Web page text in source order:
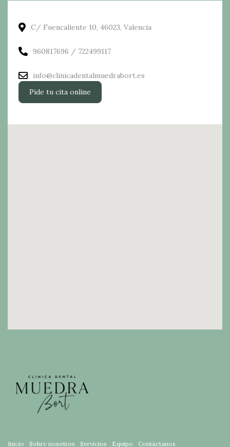
C/ Fuencaliente 10, 46023, Valencia
960817696 / 722499117
info@clinicadentalmuedrabort.es
Pide tu cita online
Inicio Sobre nosotros Servicios Equipo Contáctanos